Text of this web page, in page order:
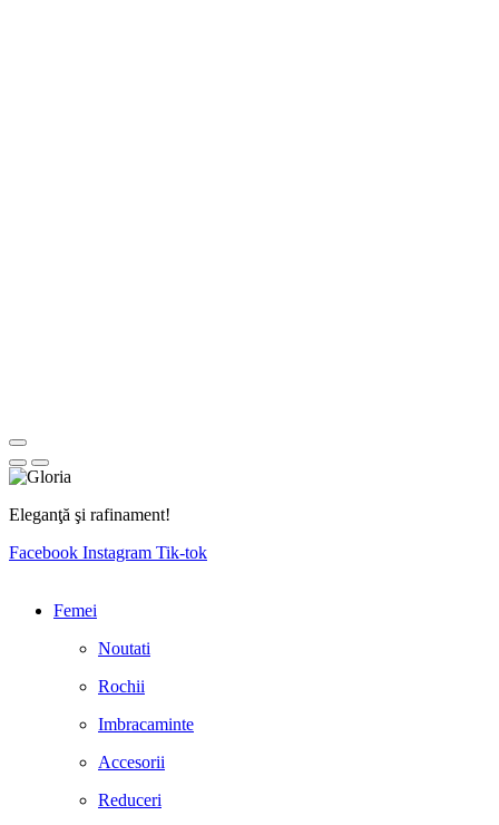
Eleganţă şi rafinament!
Facebook Instagram Tik-tok
Femei
Noutati
Rochii
Imbracaminte
Accesorii
Reduceri